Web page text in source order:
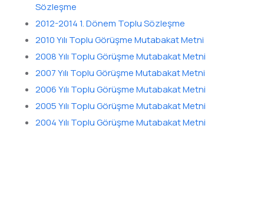
Sözleşme
2012-2014 1. Dönem Toplu Sözleşme
2010 Yılı Toplu Görüşme Mutabakat Metni
2008 Yılı Toplu Görüşme Mutabakat Metni
2007 Yılı Toplu Görüşme Mutabakat Metni
2006 Yılı Toplu Görüşme Mutabakat Metni
2005 Yılı Toplu Görüşme Mutabakat Metni
2004 Yılı Toplu Görüşme Mutabakat Metni